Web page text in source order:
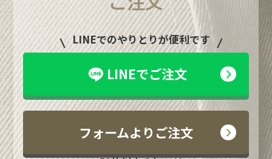
LINEでのやりとりが便利です
LINEでご注文
フォームよりご注文